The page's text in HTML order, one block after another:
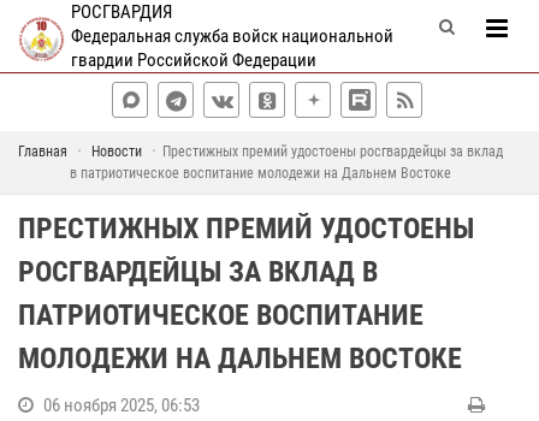
РОСГВАРДИЯ
Федеральная служба войск национальной
гвардии Российской Федерации
Главная Новости
Престижных премий удостоены росгвардейцы за вклад
в патриотическое воспитание молодежи на Дальнем Востоке
ПРЕСТИЖНЫХ ПРЕМИЙ УДОСТОЕНЫ
РОСГВАРДЕЙЦЫ ЗА ВКЛАД В
ПАТРИОТИЧЕСКОЕ ВОСПИТАНИЕ
МОЛОДЕЖИ НА ДАЛЬНЕМ ВОСТОКЕ
06 ноября 2025, 06:53